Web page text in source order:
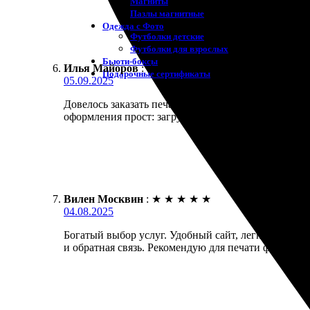
Пазлы магнитные
Одежда с Фото
Футболки детские
Футболки для взрослых
Бьюти-боксы
Подарочные сертификаты
Илья Майоров : ★ ★
05.09.2025
Довелось заказать печать фотокниги. Очень
оформления прост: загружаешь фото, выбираешь
Вилен Москвин : ★ ★ ★ ★ ★
04.08.2025
Богатый выбор услуг. Удобный сайт, легко
и обратная связь. Рекомендую для печати